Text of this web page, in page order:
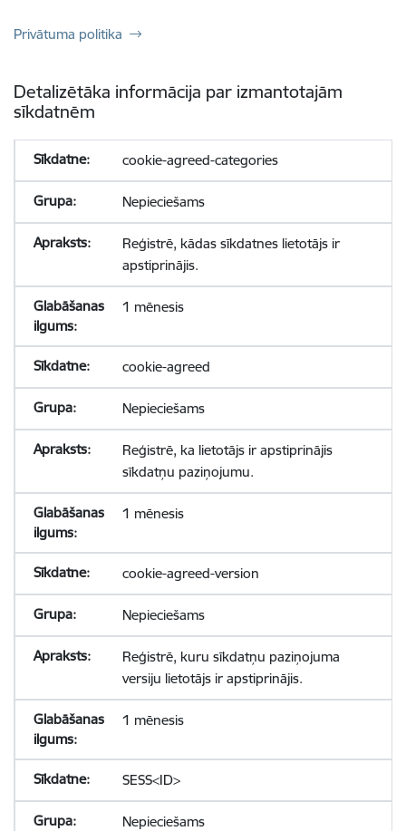
Privātuma politika
Detalizētāka informācija par izmantotajām
sīkdatnēm
cookie-agreed-categories
Nepieciešams
Reģistrē, kādas sīkdatnes lietotājs ir
apstiprinājis.
1 mēnesis
cookie-agreed
Nepieciešams
Reģistrē, ka lietotājs ir apstiprinājis
sīkdatņu paziņojumu.
1 mēnesis
cookie-agreed-version
Nepieciešams
Reģistrē, kuru sīkdatņu paziņojuma
versiju lietotājs ir apstiprinājis.
1 mēnesis
SESS<ID>
Nepieciešams